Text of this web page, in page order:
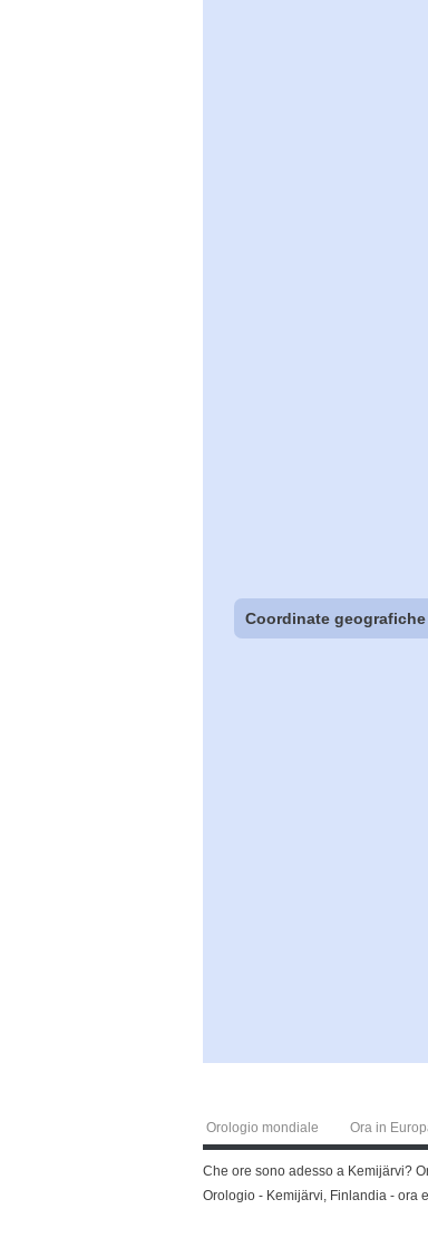
Coordinate geografiche
Orologio mondiale Ora in
Che ore sono adesso a Kemijärvi?
Orologio - Kemijärvi, Finlandia - ora